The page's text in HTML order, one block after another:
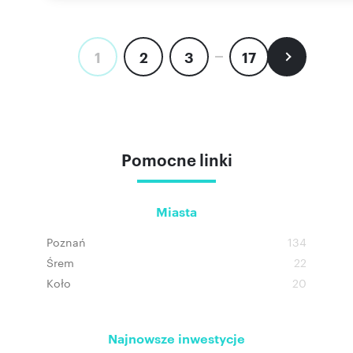
1 2 3 17
Pomocne linki
Miasta
Poznań
134
Śrem
22
Koło
20
Najnowsze inwestycje